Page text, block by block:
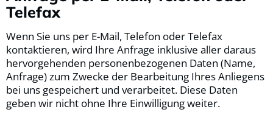
Telefax
Wenn Sie uns per E-Mail, Telefon oder Telefax
kontaktieren, wird Ihre Anfrage inklusive aller daraus
hervorgehenden personenbezogenen Daten (Name,
Anfrage) zum Zwecke der Bearbeitung Ihres Anliegens
bei uns gespeichert und verarbeitet. Diese Daten
geben wir nicht ohne Ihre Einwilligung weiter.